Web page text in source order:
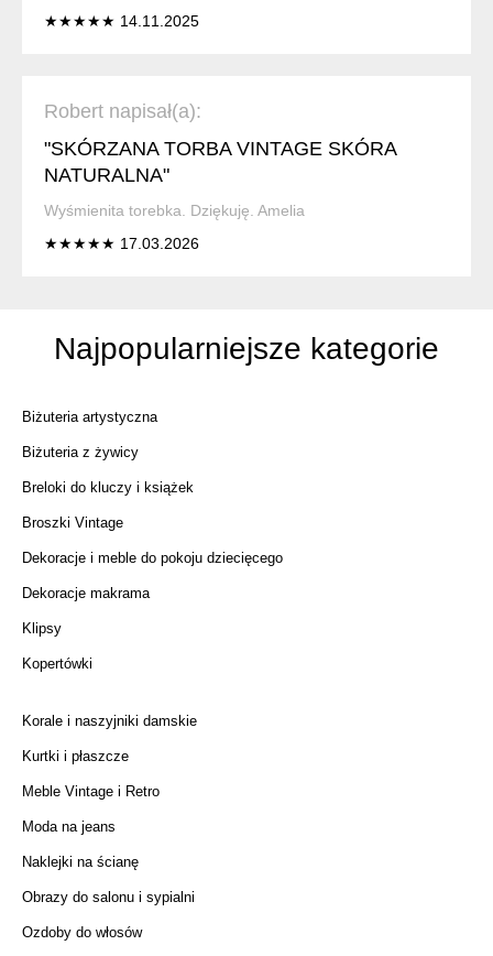
★★★★★ 14.11.2025
Robert napisał(a):
"SKÓRZANA TORBA VINTAGE SKÓRA
NATURALNA"
Wyśmienita torebka. Dziękuję. Amelia
★★★★★ 17.03.2026
Najpopularniejsze kategorie
Biżuteria artystyczna
Biżuteria z żywicy
Breloki do kluczy i książek
Broszki Vintage
Dekoracje i meble do pokoju dziecięcego
Dekoracje makrama
Klipsy
Kopertówki
Korale i naszyjniki damskie
Kurtki i płaszcze
Meble Vintage i Retro
Moda na jeans
Naklejki na ścianę
Obrazy do salonu i sypialni
Ozdoby do włosów